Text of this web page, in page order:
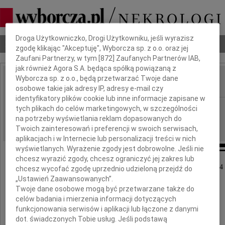
Nekrologi Odeszli Poradnik pogrzebowy
IMIĘ I NAZWISKO:
REGION: Poznań
DATA EMISJI: 01.04.2016
W dniu 28 marca 2016 roku odeszła przeżywszy 84
Dbamy o Twoją prywatność
Droga Użytkowniczko, Drogi Użytkowniku, jeśli wyrazisz
zgodę klikając "Akceptuję", Wyborcza sp. z o.o. oraz jej
Zaufani Partnerzy, w tym [872 ] Zaufanych Partnerów IAB,
jak również Agora S.A. będąca spółką powiązaną z
Wyborcza sp. z o.o., będą przetwarzać Twoje dane
osobowe takie jak adresy IP, adresy e-mail czy
identyfikatory plików cookie lub inne informacje zapisane w
tych plikach do celów marketingowych, w szczególności
na potrzeby wyświetlania reklam dopasowanych do
Twoich zainteresowań i preferencji w swoich serwisach,
aplikacjach i w Internecie lub personalizacji treści w nich
wyświetlanych. Wyrażenie zgody jest dobrowolne. Jeśli nie
chcesz wyrazić zgody, chcesz ograniczyć jej zakres lub
chcesz wycofać zgodę uprzednio udzieloną przejdź do
„Ustawień Zaawansowanych”.
Twoje dane osobowe mogą być przetwarzane także do
celów badania i mierzenia informacji dotyczących
funkcjonowania serwisów i aplikacji lub łączone z danymi
dot. świadczonych Tobie usług. Jeśli podstawą